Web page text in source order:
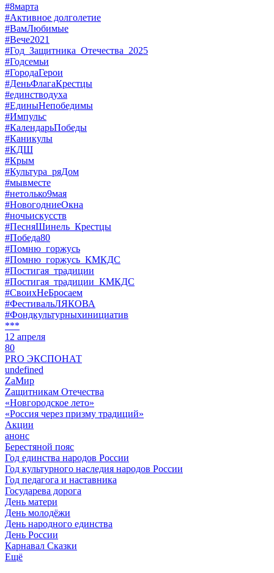
#8марта
#Активное долголетие
#ВамЛюбимые
#Вече2021
#Год_Защитника_Отечества_2025
#Годсемьи
#ГородаГерои
#ДеньФлагаКрестцы
#единстводуха
#ЕдиныНепобедимы
#Импульс
#КалендарьПобеды
#Каникулы
#КДШ
#Крым
#Культура_ряДом
#мывместе
#нетолько9мая
#НовогодниеОкна
#ночьискусств
#ПесняШинель_Крестцы
#Победа80
#Помню_горжусь
#Помню_горжусь_КМКДС
#Постигая_традиции
#Постигая_традиции_КМКДС
#СвоихНеБросаем
#ФестивальЛЯКОВА
#Фондкультурныхинициатив
***
12 апреля
80
PRO ЭКСПОНАТ
undefined
ZaМир
Zащитникам Отечества
«Новгородское лето»
«Россия через призму традиций»
Акции
анонс
Берестяной пояс
Год единства народов России
Год культурного наследия народов России
Год педагога и наставника
Государева дорога
День матери
День молодёжи
День народного единства
День России
Карнавал Сказки
Ещё